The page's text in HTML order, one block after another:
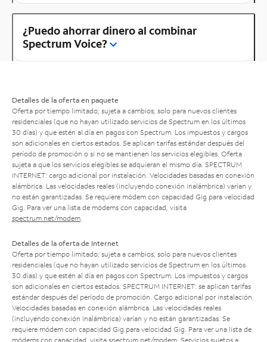
¿Puedo ahorrar dinero al combinar
Spectrum Voice?
Detalles de la oferta en paquete
Oferta por tiempo limitado; sujeta a cambios; solo para nuevos clientes
residenciales (que no hayan utilizado servicios de Spectrum en los últimos
30 días) y que estén al día en pagos con Spectrum. Los impuestos y cargos
son adicionales en ciertos estados. Se aplican tarifas estándar después del
período de promoción o si no se mantienen los servicios elegibles. Oferta
sujeta a que los servicios elegibles se adquieran el mismo día. SPECTRUM
INTERNET: cargo adicional por instalación. Velocidades basadas en conexión
alámbrica. Las velocidades reales (incluyendo conexión inalámbrica) varían y
no están garantizadas. Se requiere módem con capacidad Gig para velocidad
Gig. Para ver una lista de módems con capacidad, visita
spectrum.net/modem
Detalles de la oferta de Internet
Oferta por tiempo limitado; sujeta a cambios; solo para nuevos clientes
residenciales (que no hayan utilizado servicios de Spectrum en los últimos
30 días) y que estén al día en pagos con Spectrum. Los impuestos y cargos
son adicionales en ciertos estados. SPECTRUM INTERNET: se aplican tarifas
estándar después del período de promoción. Cargo adicional por instalación.
Velocidades basadas en conexión alámbrica. Las velocidades reales
(incluyendo conexión inalámbrica) varían y no están garantizadas. Se
requiere módem con capacidad Gig para velocidad Gig. Para ver una lista de
módems con capacidad, visita spectrum.net/modem . Servicios sujetos a